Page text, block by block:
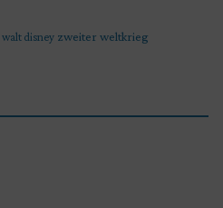
walt disney zweiter weltkrieg